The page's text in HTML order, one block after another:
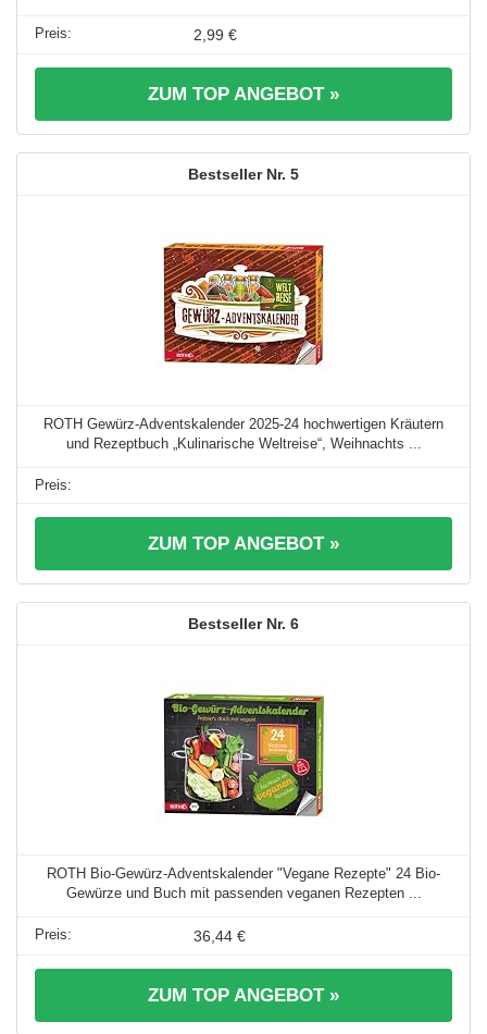
2,99 €
ZUM TOP ANGEBOT »
5
ROTH Gewürz-Adventskalender 2025-24 hochwertigen Kräutern
und Rezeptbuch „Kulinarische Weltreise“, Weihnachts ...
ZUM TOP ANGEBOT »
6
ROTH Bio-Gewürz-Adventskalender "Vegane Rezepte" 24 Bio-
Gewürze und Buch mit passenden veganen Rezepten ...
36,44 €
ZUM TOP ANGEBOT »